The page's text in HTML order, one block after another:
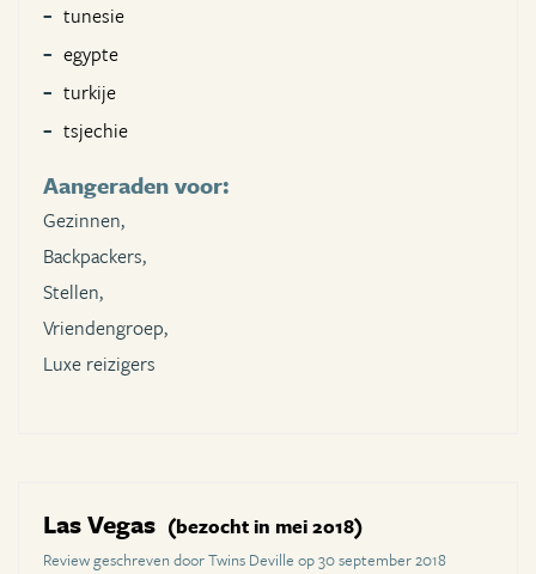
tunesie
egypte
turkije
tsjechie
Aangeraden voor:
Gezinnen,
Backpackers,
Stellen,
Vriendengroep,
Luxe reizigers
Las Vegas (bezocht in mei 2018)
Review geschreven door Twins Deville op 30 september 2018